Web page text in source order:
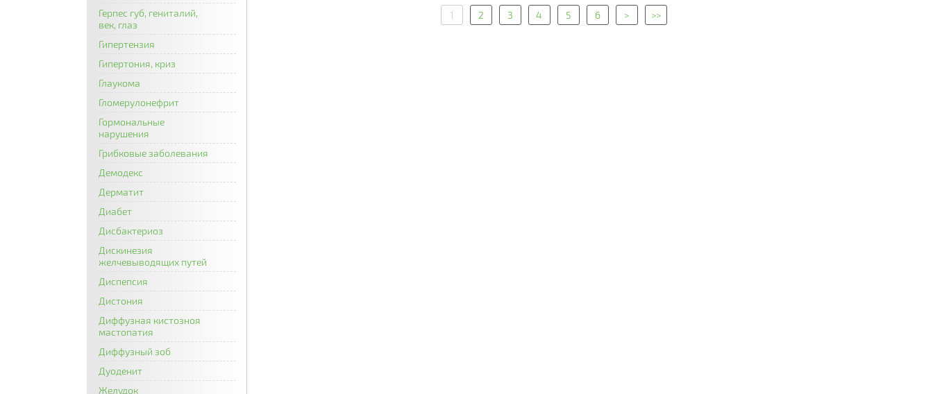
Герпес губ, гениталий,
век, глаз
Гипертензия
Гипертония, криз
Глаукома
Гломерулонефрит
Гормональные
нарушения
Грибковые заболевания
Демодекс
Дерматит
Диабет
Дисбактериоз
Дискинезия
желчевыводящих путей
Диспепсия
Дистония
Диффузная кистозноя
мастопатия
Диффузный зоб
Дуоденит
Желудок
1 2 3 4 5 6 > >>